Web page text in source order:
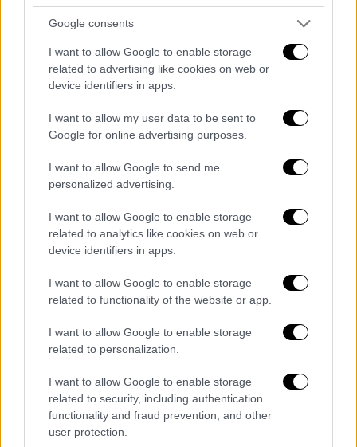
Google consents
I want to allow Google to enable storage
related to advertising like cookies on web or
device identifiers in apps.
I want to allow my user data to be sent to
Google for online advertising purposes.
I want to allow Google to send me
personalized advertising.
I want to allow Google to enable storage
related to analytics like cookies on web or
device identifiers in apps.
I want to allow Google to enable storage
related to functionality of the website or app.
I want to allow Google to enable storage
related to personalization.
I want to allow Google to enable storage
related to security, including authentication
functionality and fraud prevention, and other
user protection.
Οικονομία|13.02.2025 13:10
Ενίσχυση έως 10.000 ευρώ για
οικογένειες που θέλουν να
μετεγκατασταθούν στον Έβρο: Κριτήρια
και δικαιούχοι
Τι προβλέπει η ρύθμιση του υπουργείου
Κοινωνικής Συνοχής
Ελλάδα|17.01.2025 19:21